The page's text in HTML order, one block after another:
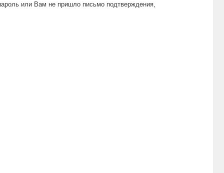
или Вам не пришло письмо подтверждения,